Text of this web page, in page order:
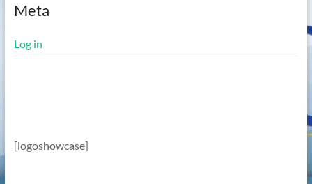
Meta
Log in
[logoshowcase]